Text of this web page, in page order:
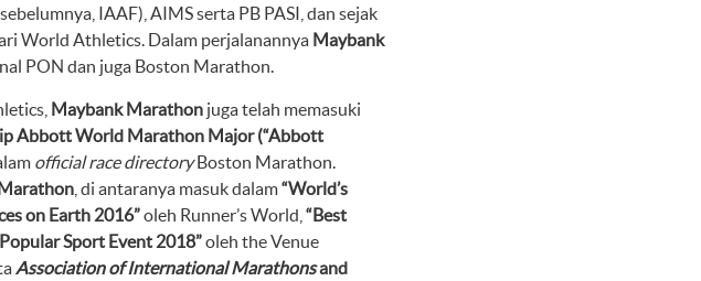
IAAF), AIMS serta PB PASI, dan sejak
World Athletics. Dalam perjalanannya Maybank
PON dan juga Boston Marathon.
Maybank Marathon juga telah memasuki
Abbott World Marathon Major (“Abbott
official race directoryBoston Marathon.
, di antaranya masuk dalam“World’s
on Earth 2016”oleh Runner’s World, “Best
Sport Event 2018”oleh the Venue
Association of International Marathonsand